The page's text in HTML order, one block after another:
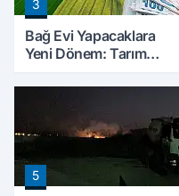
3
Bağ Evi Yapacaklara
Yeni Dönem: Tarım
Şartları Değişti
5